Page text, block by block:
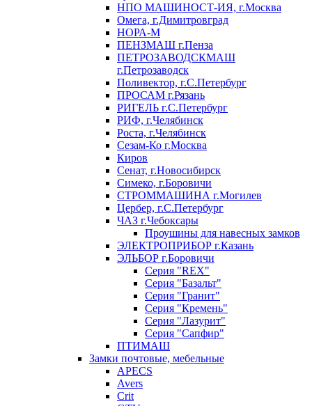
НПО МАШИНОСТ-ИЯ, г.Москва
Омега, г.Димитровград
НОРА-М
ПЕНЗМАШ г.Пенза
ПЕТРОЗАВОДСКМАШ
г.Петрозаводск
Поливектор, г.С.Петербург
ПРОСАМ г.Рязань
РИГЕЛЬ г.С.Петербург
РИФ, г.Челябинск
Роста, г.Челябинск
Сезам-Ко г.Москва
Киров
Сенат, г.Новосибирск
Симеко, г.Боровичи
СТРОММАШИНА г.Могилев
Цербер, г.С.Петербург
ЧАЗ г.Чебоксары
Проушины для навесных замков
ЭЛЕКТРОПРИБОР г.Казань
ЭЛЬБОР г.Боровичи
Серия "REX"
Серия "Базальт"
Серия "Гранит"
Серия "Кремень"
Серия "Лазурит"
Серия "Сапфир"
ПТИМАШ
Замки почтовые, мебельные
APECS
Avers
Crit